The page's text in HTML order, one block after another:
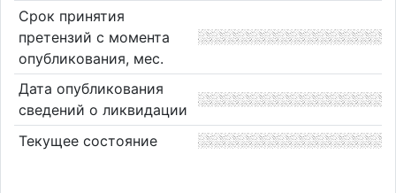
Срок принятия
претензий с момента
опубликования, мес.
Дата опубликования
сведений о ликвидации
Текущее состояние